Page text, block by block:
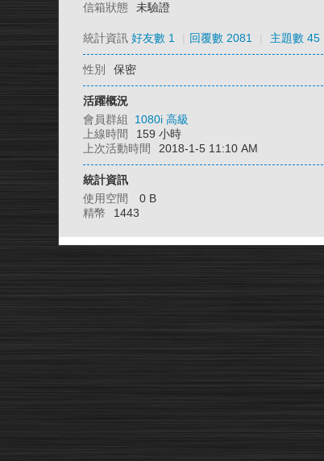
信箱狀態
未驗證
統計資訊 好友數 1 回覆數 2081 主題數 45
性別 保密
活躍概況
會員群組 1080i 高級
上線時間
159 小時
上次活動時間
2018-1-5 11:10 AM
統計資訊
使用空間
0 B
精幣
1443